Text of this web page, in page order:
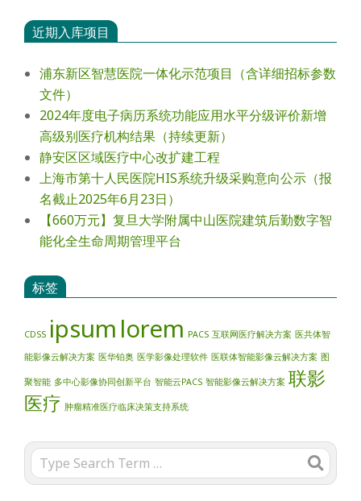
近期入库项目
浦东新区智慧医院一体化示范项目（含详细招标参数
文件）
2024年度电⼦病历系统功能应⽤⽔平分级评价新增
⾼级别医疗机构结果（持续更新）
静安区区域医疗中心改扩建工程
上海市第十人民医院HIS系统升级采购意向公示（报
名截止2025年6月23日）
【660万元】复旦大学附属中山医院建筑后勤数字智
能化全生命周期管理平台
标签
CDSS ipsum lorem PACS 互联网医疗解决方案 医共体智
能影像云解决方案 医华铂奥 医学影像处理软件 医联体智能影像云解决方案 图
聚智能 多中心影像协同创新平台 智能云PACS 智能影像云解决方案 联影
医疗 肿瘤精准医疗临床决策支持系统
Search